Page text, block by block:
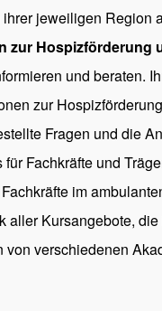
ihrer jeweiligen Region
zur Hospizförderung
und beraten.
zur
Fragen und die
Fachkräfte und
im
aller Kursangebote,
von verschiedenen